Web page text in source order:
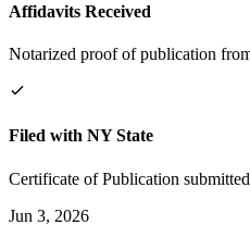
Affidavits Received
Notarized proof of publication
Filed with NY State
Certificate of Publication
Jun 3, 2026